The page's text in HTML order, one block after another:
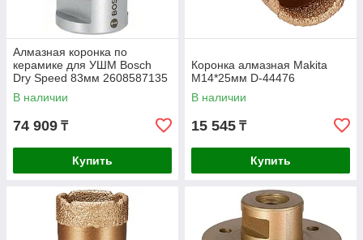
Алмазная коронка по
керамике для УШМ Bosch
Dry Speed 83мм 2608587135
В наличии
74 909 ₸
Купить
Коронка алмазная Makita
М14*25мм D-44476
В наличии
15 545 ₸
Купить